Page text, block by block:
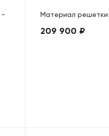
-
Материал решетки
209 900 ₽